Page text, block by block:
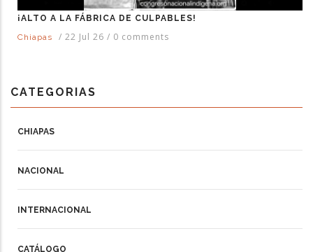
¡ALTO A LA FÁBRICA DE CULPABLES!
Chiapas
/ 22 Jul 26 / 0 comments
CATEGORIAS
CHIAPAS
NACIONAL
INTERNACIONAL
CATÁLOGO